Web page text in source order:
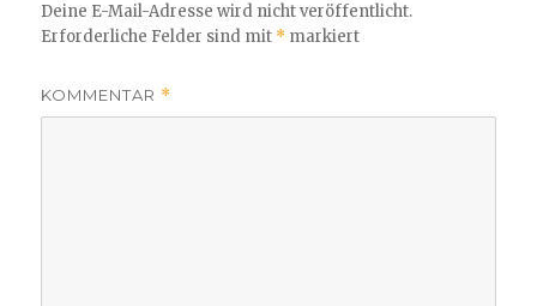
Deine E-Mail-Adresse wird nicht veröffentlicht.
Erforderliche Felder sind mit * markiert
KOMMENTAR *